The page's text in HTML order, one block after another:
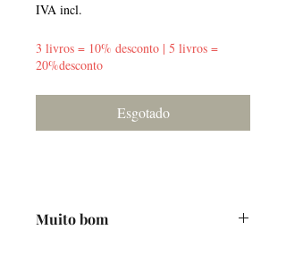
IVA incl.
3 livros = 10% desconto | 5 livros =
20%desconto
Esgotado
Muito bom